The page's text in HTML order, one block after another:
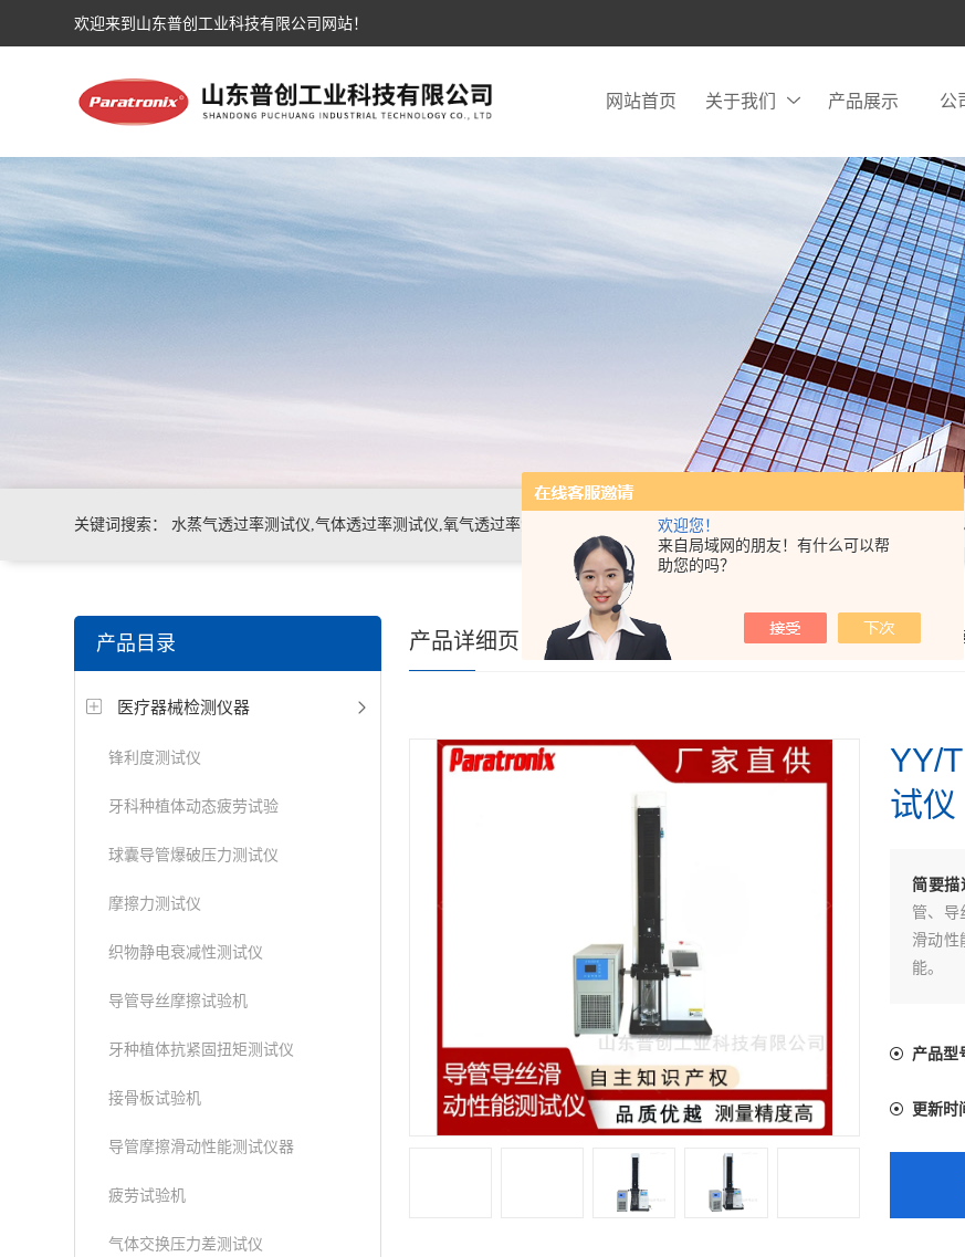
欢迎您！
来自局域网的朋友！有什么可以帮
助您的吗？
欢迎来到山东普创工业科技有限公司网站！
网站首页 关于我们 产品展示 公
关键词搜索： 水蒸气透过率测试仪,气体透过率测试仪,氧气透过率测试仪,接骨螺钉性能测试仪，导
管导丝滑动性能测试仪，密封仪，微泄漏密封测试仪，热封试验仪，包装耐压试验仪，电子拉力
机，泄漏与密封强度测试仪，透气度测试仪
产品目录
医疗器械检测仪器
锋利度测试仪
牙科种植体动态疲劳试验
球囊导管爆破压力测试仪
摩擦力测试仪
织物静电衰减性测试仪
导管导丝摩擦试验机
牙种植体抗紧固扭矩测试仪
接骨板试验机
导管摩擦滑动性能测试仪器
疲劳试验机
气体交换压力差测试仪
你的位置： 产品展示 医疗器械检测仪
产品详细页
YY/
试仪
简要描
管、导
滑动性
能。
产品型
更新时